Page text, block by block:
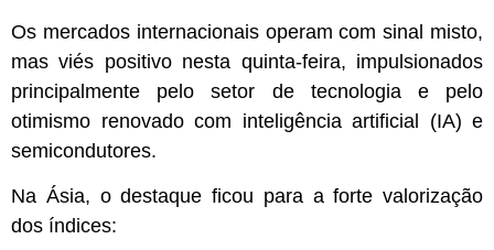
Os mercados internacionais operam com sinal misto,
mas viés positivo nesta quinta-feira, impulsionados
principalmente pelo setor de tecnologia e pelo
otimismo renovado com inteligência artificial (IA) e
semicondutores.
Na Ásia, o destaque ficou para a forte valorização
dos índices: